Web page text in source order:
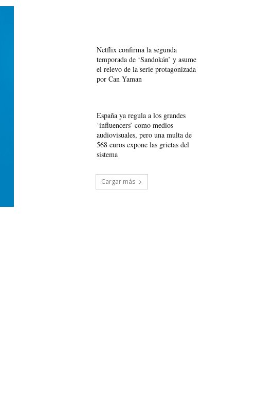
Netflix confirma la segunda
temporada de ‘Sandokán’ y asume
el relevo de la serie protagonizada
por Can Yaman
España ya regula a los grandes
‘influencers’ como medios
audiovisuales, pero una multa de
568 euros expone las grietas del
sistema
Cargar más